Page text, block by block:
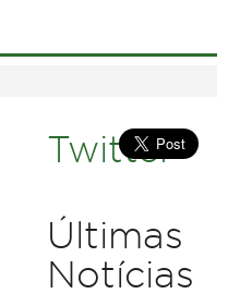
Twitter
Últimas
Notícias